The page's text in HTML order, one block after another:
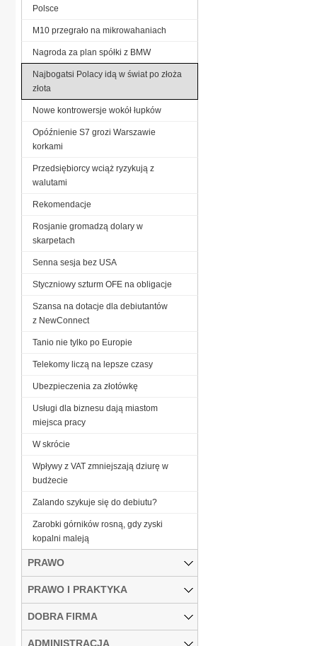
Polsce
M10 przegrało na mikrowahaniach
Nagroda za plan spółki z BMW
Najbogatsi Polacy idą w świat po złoża
złota
Nowe kontrowersje wokół łupków
Opóźnienie S7 grozi Warszawie
korkami
Przedsiębiorcy wciąż ryzykują z
walutami
Rekomendacje
Rosjanie gromadzą dolary w
skarpetach
Senna sesja bez USA
Styczniowy szturm OFE na obligacje
Szansa na dotacje dla debiutantów
z NewConnect
Tanio nie tylko po Europie
Telekomy liczą na lepsze czasy
Ubezpieczenia za złotówkę
Usługi dla biznesu dają miastom
miejsca pracy
W skrócie
Wpływy z VAT zmniejszają dziurę w
budżecie
Zalando szykuje się do debiutu?
Zarobki górników rosną, gdy zyski
kopalni maleją
PRAWO
PRAWO I PRAKTYKA
DOBRA FIRMA
ADMINISTRACJA